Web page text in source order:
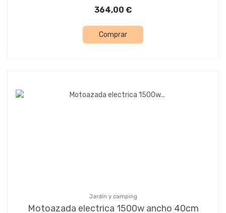
364,00 €
Comprar
Jardín y camping
Motoazada electrica 1500w ancho 40cm